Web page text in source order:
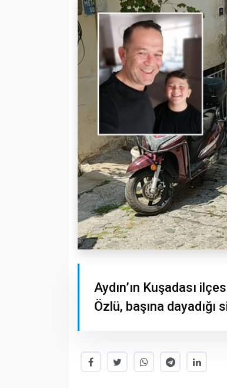
Aydın’ın Kuşadası
Özlü, başına